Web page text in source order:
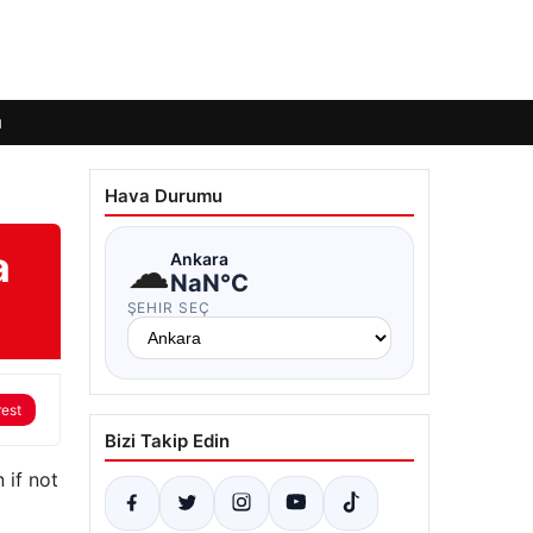
if not
Hava Durumu
☁Ankara
NaN°C
ŞEHIR SEÇ
Bizi Takip Edin